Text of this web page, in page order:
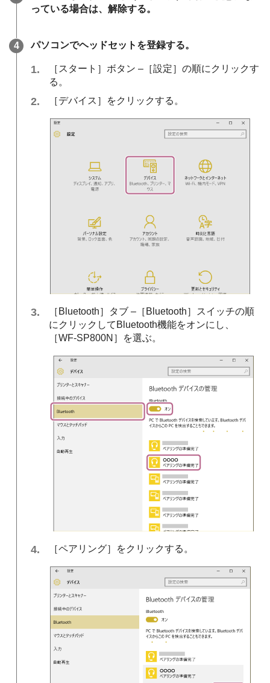
っている場合は、解除する。
パソコンでヘッドセットを登録する。
［ スタート ］ボタン –［設定］の順にクリックす
る。
［デバイス ］をクリックする。
［ Bluetooth］タブ –［ Bluetooth］スイッチの順
にクリックして Bluetooth機能をオンにし、
［WF-SP800N ］を選ぶ。
［ペアリング］をクリックする。